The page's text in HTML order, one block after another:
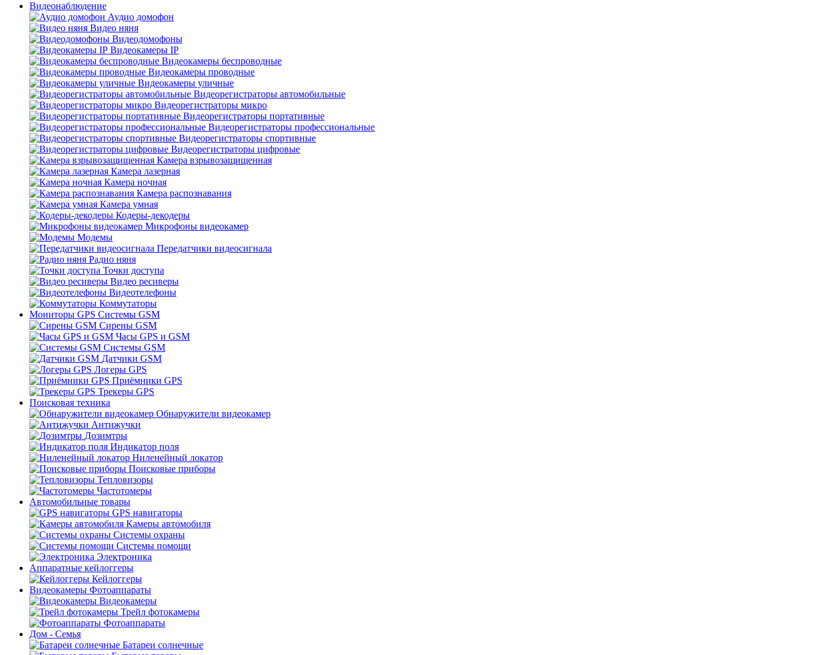
Видеонаблюдение
Аудио домофон
Видео няня
Видеодомофоны
Видеокамеры IP
Видеокамеры беспроводные
Видеокамеры проводные
Видеокамеры уличные
Видеорегистраторы автомобильные
Видеорегистраторы микро
Видеорегистраторы портативные
Видеорегистраторы профессиональные
Видеорегистраторы спортивные
Видеорегистраторы цифровые
Камера взрывозащищенная
Камера лазерная
Камера ночная
Камера распознавания
Камера умная
Кодеры-декодеры
Микрофоны видеокамер
Модемы
Передатчики видеосигнала
Радио няня
Точки доступа
Видео ресиверы
Видеотелефоны
Коммутаторы
Мониторы GPS Системы GSM
Сирены GSM
Часы GPS и GSM
Системы GSM
Датчики GSM
Логеры GPS
Приёмники GPS
Трекеры GPS
Поисковая техника
Обнаружители видеокамер
Антижучки
Дозимтры
Индикатор поля
Ниленейный локатор
Поисковые приборы
Тепловизоры
Частотомеры
Автомобильные товары
GPS навигаторы
Камеры автомобиля
Системы охраны
Системы помощи
Электроника
Аппаратные кейлоггеры
Кейлоггеры
Видеокамеры Фотоаппараты
Видеокамеры
Трейл фотокамеры
Фотоаппараты
Дом - Семья
Батареи солнечные